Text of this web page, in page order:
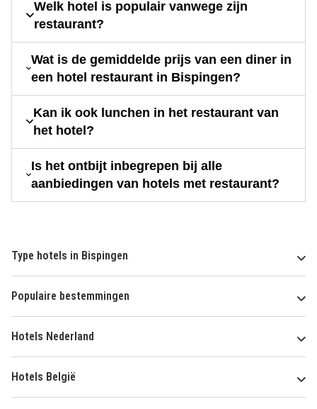
Welk hotel is populair vanwege zijn
restaurant?
Wat is de gemiddelde prijs van een diner in
een hotel restaurant in Bispingen?
Kan ik ook lunchen in het restaurant van
het hotel?
Is het ontbijt inbegrepen bij alle
aanbiedingen van hotels met restaurant?
Type hotels in Bispingen
Populaire bestemmingen
Hotels Nederland
Hotels België